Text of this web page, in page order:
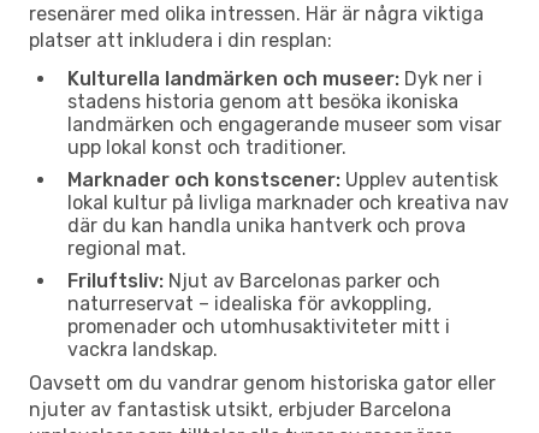
resenärer med olika intressen. Här är några viktiga
platser att inkludera i din resplan:
Kulturella landmärken och museer: Dyk ner i
stadens historia genom att besöka ikoniska
landmärken och engagerande museer som visar
upp lokal konst och traditioner.
Marknader och konstscener: Upplev autentisk
lokal kultur på livliga marknader och kreativa nav
där du kan handla unika hantverk och prova
regional mat.
Friluftsliv: Njut av Barcelonas parker och
naturreservat – idealiska för avkoppling,
promenader och utomhusaktiviteter mitt i
vackra landskap.
Oavsett om du vandrar genom historiska gator eller
njuter av fantastisk utsikt, erbjuder Barcelona